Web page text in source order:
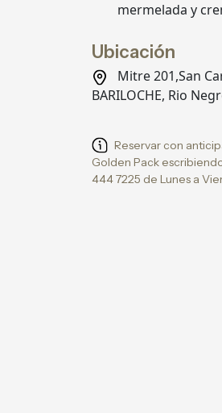
mermelada y
Ubicación
Mitre 201,San
BARILOCHE, Rio
Reservar con
Golden Pack
444 7225 de Lunes a